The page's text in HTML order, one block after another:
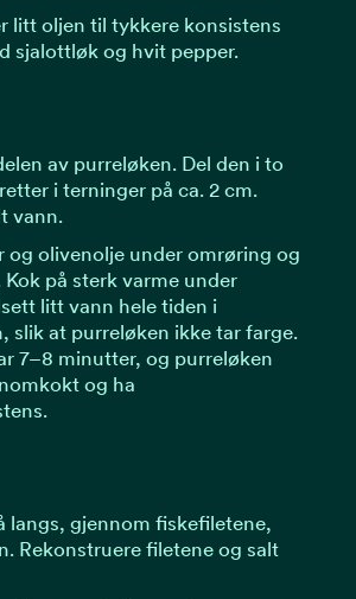
litt oljen til tykkere konsistens
sjalottløk og hvit pepper.
av purreløken. Del den i to
i terninger på ca. 2 cm.
vann.
og olivenolje under omrøring og
på sterk varme under
litt vann hele tiden i
slik at purreløken ikke tar farge.
7–8 minutter, og purreløken
og ha
langs, gjennom fiskefiletene,
Rekonstruere filetene og salt